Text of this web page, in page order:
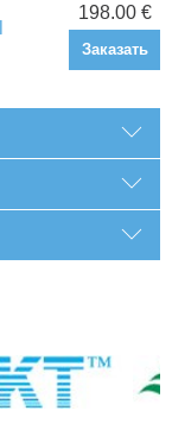
198.00 €
Заказать